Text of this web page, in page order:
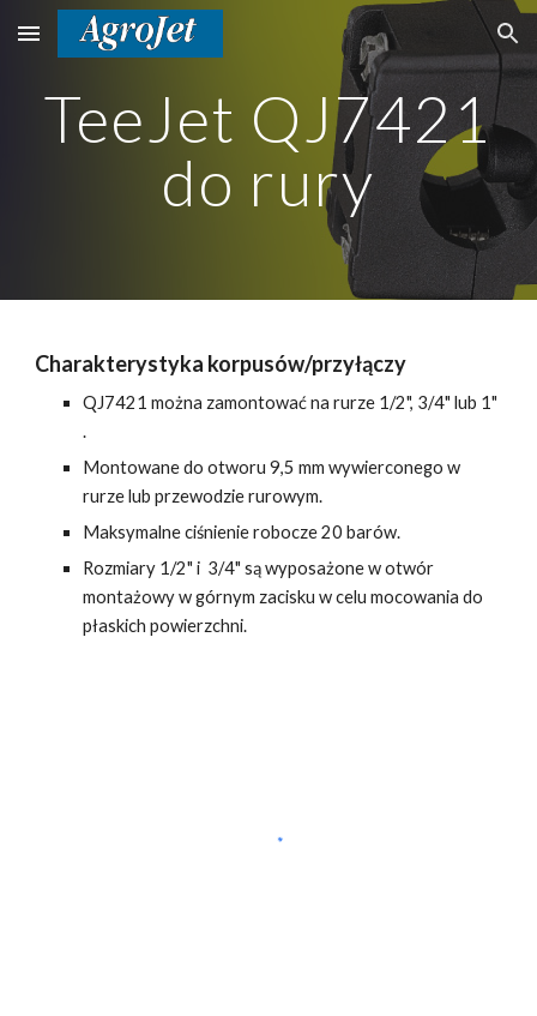
Skip to main content Skip to navigation
TeeJet QJ7421
do rury
Charakterystyka korpusów/przyłączy
QJ7421 można zamontować na rurze 1/2", 3/4" lub 1"
.
Montowane do otworu 9,5 mm wywierconego w
rurze lub przewodzie rurowym.
Maksymalne ciśnienie robocze 20 barów.
Rozmiary 1/2" i 3/4" są wyposażone w otwór
montażowy w górnym zacisku w celu mocowania do
płaskich powierzchni.